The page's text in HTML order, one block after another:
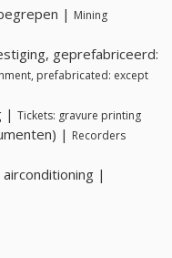
| Mining
geprefabriceerd:
prefabricated: except
| Tickets: gravure printing
| Recorders
|